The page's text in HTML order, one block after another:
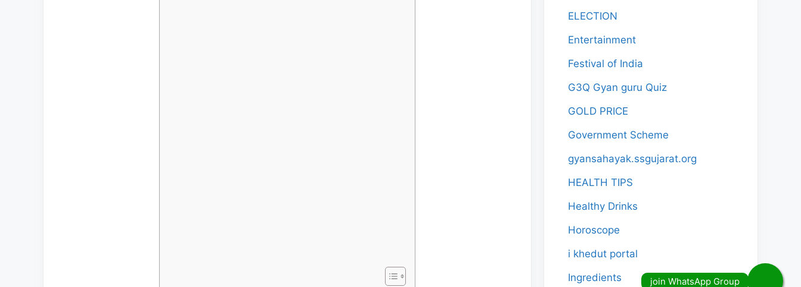
ELECTION
Entertainment
Festival of India
G3Q Gyan guru Quiz
GOLD PRICE
Government Scheme
gyansahayak.ssgujarat.org
HEALTH TIPS
Healthy Drinks
Horoscope
i khedut portal
Ingredients